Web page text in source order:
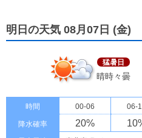
明日の天気 08月07日 (金)
猛暑日
晴時々曇
時間 00-06 06-
降水確率 20% 10